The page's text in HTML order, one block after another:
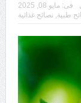
فى:مايو 08, 2025
طبية, نصائح غذائية